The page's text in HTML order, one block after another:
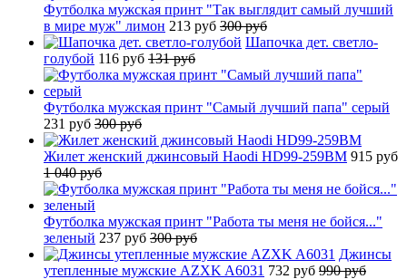
Футболка мужская принт "Так выглядит самый лучший
в мире муж" лимон 213 руб 300 руб
Шапочка дет. светло-
голубой 116 руб 131 руб
Футболка мужская принт "Самый лучший папа" серый
231 руб 300 руб
Жилет женский джинсовый Haodi HD99-259BM 915 руб
1 040 руб
Футболка мужская принт "Работа ты меня не бойся..."
зеленый 237 руб 300 руб
Джинсы
утепленные мужские AZXK A6031 732 руб 990 руб